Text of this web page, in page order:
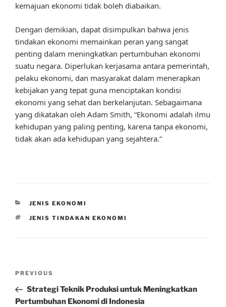
kemajuan ekonomi tidak boleh diabaikan.
Dengan demikian, dapat disimpulkan bahwa jenis
tindakan ekonomi memainkan peran yang sangat
penting dalam meningkatkan pertumbuhan ekonomi
suatu negara. Diperlukan kerjasama antara pemerintah,
pelaku ekonomi, dan masyarakat dalam menerapkan
kebijakan yang tepat guna menciptakan kondisi
ekonomi yang sehat dan berkelanjutan. Sebagaimana
yang dikatakan oleh Adam Smith, “Ekonomi adalah ilmu
kehidupan yang paling penting, karena tanpa ekonomi,
tidak akan ada kehidupan yang sejahtera.”
CATEGORIES
JENIS EKONOMI
TAGS
JENIS TINDAKAN EKONOMI
Previous
Post
PREVIOUS
Strategi Teknik Produksi untuk Meningkatkan
Pertumbuhan Ekonomi di Indonesia